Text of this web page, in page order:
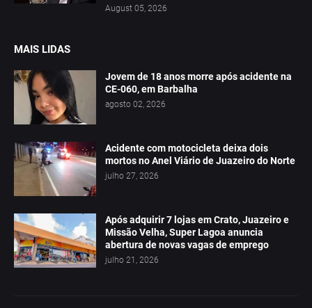
August 05, 2026
MAIS LIDAS
Jovem de 18 anos morre após acidente na
CE-060, em Barbalha
agosto 02, 2026
Acidente com motocicleta deixa dois
mortos no Anel Viário de Juazeiro do Norte
julho 27, 2026
Após adquirir 7 lojas em Crato, Juazeiro e
Missão Velha, Super Lagoa anuncia
abertura de novas vagas de emprego
julho 21, 2026